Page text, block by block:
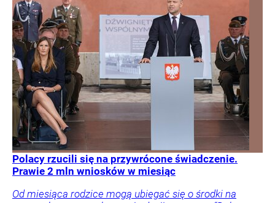
Polacy rzucili się na przywrócone świadczenie.
Prawie 2 mln wniosków w miesiąc
Od miesiąca rodzice mogą ubiegać się o środki na